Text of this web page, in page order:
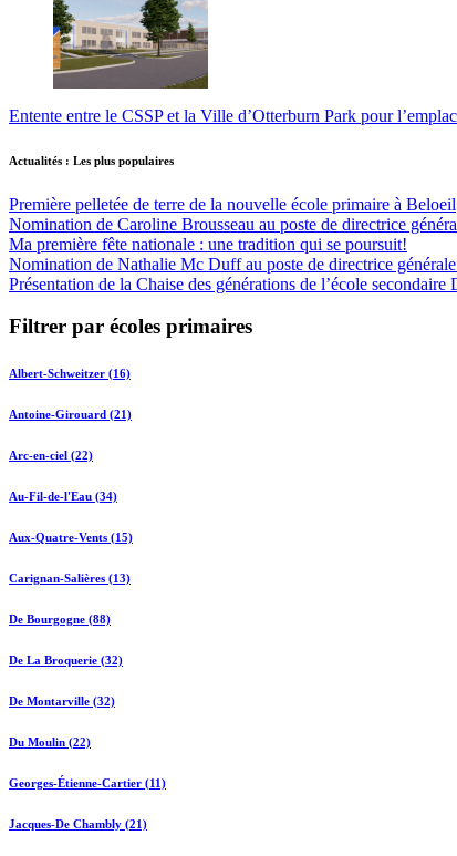
Entente entre le CSSP et la Ville d’Otterburn Park pour
Actualités : Les plus populaires
Première pelletée de terre de la nouvelle école primaire à Beloeil
Nomination de Caroline Brousseau au poste de directrice
Ma première fête nationale : une tradition qui se poursuit!
Nomination de Nathalie Mc Duff au poste de directrice
Présentation de la Chaise des générations de l’école secondaire
Filtrer par écoles primaires
Albert-Schweitzer (16)
Antoine-Girouard (21)
Arc-en-ciel (22)
Au-Fil-de-l'Eau (34)
Aux-Quatre-Vents (15)
Carignan-Salières (13)
De Bourgogne (88)
De La Broquerie (32)
De Montarville (32)
Du Moulin (22)
Georges-Étienne-Cartier (11)
Jacques-De Chambly (21)